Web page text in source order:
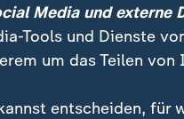
der
Menschen
Media und externe
Tools und Dienste
um das Teilen
entscheiden, für